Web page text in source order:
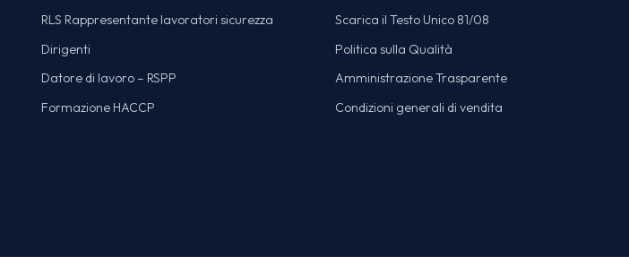
RLS Rappresentante lavoratori sicurezza
Dirigenti
Datore di lavoro – RSPP
Formazione HACCP
Scarica il Testo Unico 81/08
Politica sulla Qualità
Amministrazione Trasparente
Condizioni generali di vendita